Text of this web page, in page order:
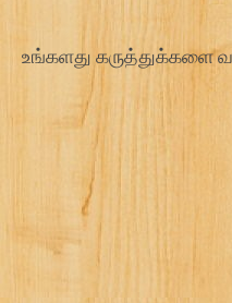
t
g
a
உங்களது கருத்துக்களை